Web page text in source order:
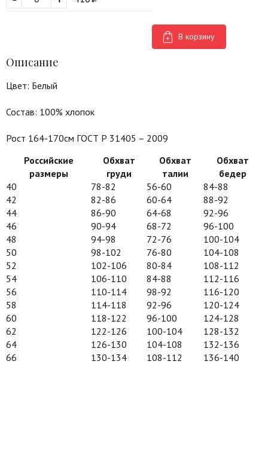
В корзину
Описание
Цвет: Белый
Состав: 100% хлопок
Рост 164-170см ГОСТ Р 31405 – 2009
Российские
размеры
Обхват
груди
Обхват
талии
Обхват
бедер
40
78-82 56-60
84-88
42
82-86 60-64
88-92
44
86-90 64-68
92-96
46
90-94 68-72
96-100
48
94-98 72-76
100-104
50
98-102 76-80
104-108
52
102-106 80-84
108-112
54
106-110 84-88
112-116
56
110-114 98-92
116-120
58
114-118 92-96
120-124
60
118-122 96-100
124-128
62
122-126 100-104
128-132
64
126-130 104-108
132-136
66
130-134 108-112 136-140